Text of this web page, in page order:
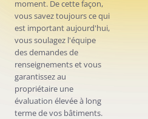
moment. De cette façon,
vous savez toujours ce qui
est important aujourd'hui,
vous soulagez l'équipe
des demandes de
renseignements et vous
garantissez au
propriétaire une
évaluation élevée à long
terme de vos bâtiments.